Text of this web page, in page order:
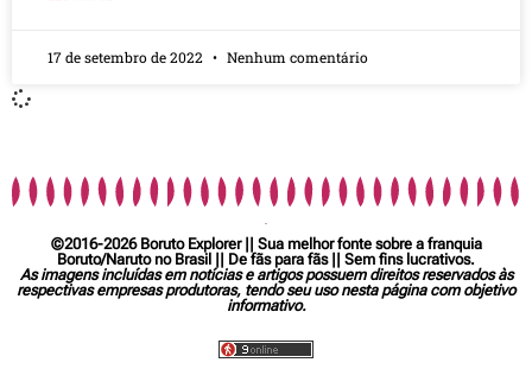
17 de setembro de 2022 Nenhum comentário
©2016-2026 Boruto Explorer || Sua melhor fonte sobre a franquia
Boruto/Naruto no Brasil || De fãs para fãs || Sem fins lucrativos.
As imagens incluídas em notícias e artigos possuem direitos reservados às
respectivas empresas produtoras, tendo seu uso nesta página com objetivo
informativo.